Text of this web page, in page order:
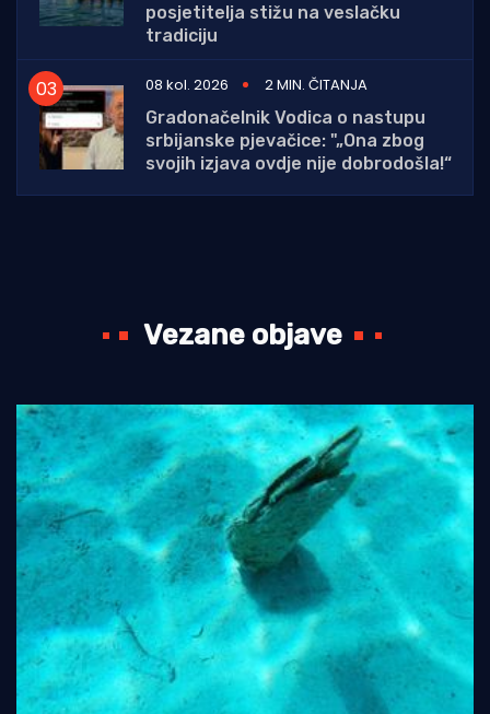
posjetitelja stižu na veslačku
tradiciju
08 kol. 2026
2 MIN. ČITANJA
Gradonačelnik Vodica o nastupu
srbijanske pjevačice: "„Ona zbog
svojih izjava ovdje nije dobrodošla!“
Vezane objave